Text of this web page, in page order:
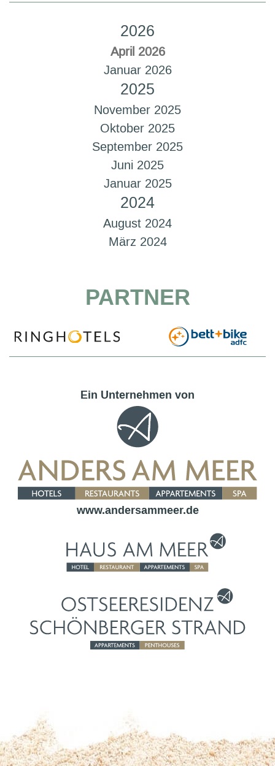
2026
April 2026
Januar 2026
2025
November 2025
Oktober 2025
September 2025
Juni 2025
Januar 2025
2024
August 2024
März 2024
PARTNER
Ein Unternehmen von
www.andersammeer.de